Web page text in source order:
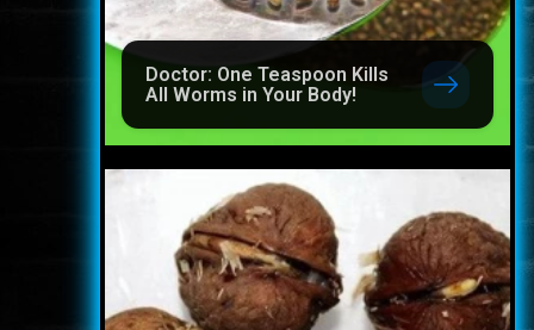
Doctor: One Teaspoon Kills
All Worms in Your Body!